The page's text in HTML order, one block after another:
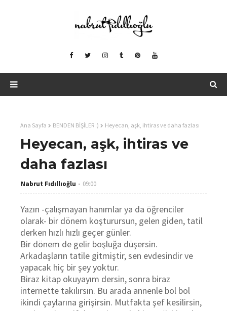
Ana Sayfa BENDEN BİŞİLER :) Heyecan, aşk, ihtiras ve daha fazlası
Heyecan, aşk, ihtiras ve
daha fazlası
Nabrut Fıdıllıoğlu 09:00
Yazın -çalışmayan hanımlar ya da öğrenciler
olarak- bir dönem koşturursun, gelen giden, tatil
derken hızlı hızlı geçer günler.
Bir dönem de gelir boşluğa düşersin.
Arkadaşların tatile gitmiştir, sen evdesindir ve
yapacak hiç bir şey yoktur.
Biraz kitap okuyayım dersin, sonra biraz
internette takılırsın. Bu arada annenle bol bol
ikindi çaylarına girişirsin. Mutfakta şef kesilirsin,